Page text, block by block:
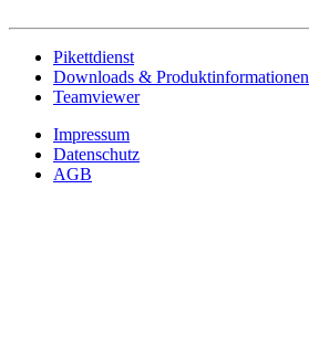
Pikettdienst
Downloads & Produktinformationen
Teamviewer
Impressum
Datenschutz
AGB